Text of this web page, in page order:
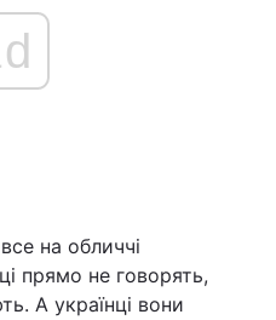
на обличчі
прямо не говорять,
А українці вони